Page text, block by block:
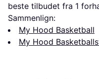
beste tilbudet fra 1
Sammenlign:
My Hood Basketball
My Hood